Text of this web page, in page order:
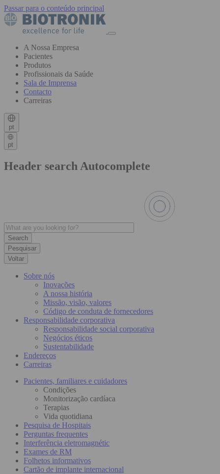
Passar para o conteúdo principal
A Nossa Empresa
Pacientes
Produtos
Profissionais da Saúde
Sala de Imprensa
Contacto
Carreiras
pt
pt
Header search Autocomplete
Pesquisar
Voltar
Sobre nós
Inovações
A nossa história
Missão, visão, valores
Código de conduta de fornecedores
Responsabilidade corporativa
Responsabilidade social corporativa
Negócios éticos
Sustentabilidade
Endereços
Carreiras
Pacientes, familiares e cuidadores
Condições
Monitorização cardíaca
Terapias
Vida quotidiana
Pesquisa de Hospitais
Perguntas frequentes
Interferência eletromagnétic
Exames de RM
Folhetos informativos
Cartão de implante internacional